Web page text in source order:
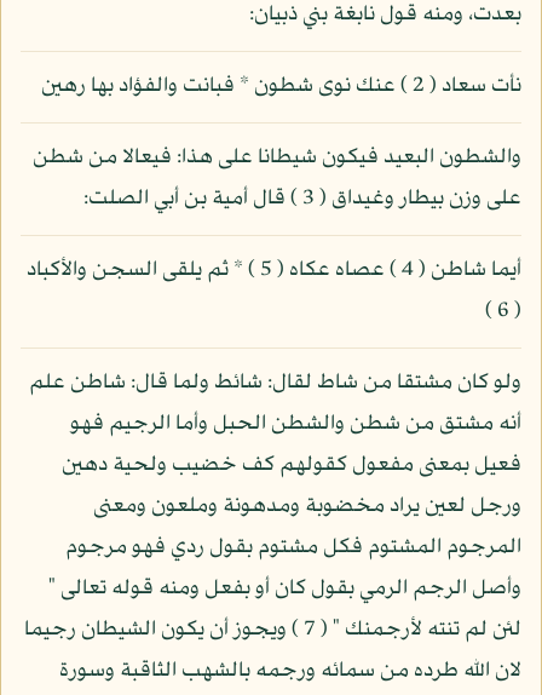
بعدت، ومنه قول نابغة بني ذبيان:
نأت سعاد ( 2 ) عنك نوى شطون * فبانت والفؤاد بها رهين
والشطون البعيد فيكون شيطانا على هذا: فيعالا من شطن
على وزن بيطار وغيداق ( 3 ) قال أمية بن أبي الصلت:
أيما شاطن ( 4 ) عصاه عكاه ( 5 ) * ثم يلقى السجن والأكباد
( 6 )
ولو كان مشتقا من شاط لقال: شائط ولما قال: شاطن علم
أنه مشتق من شطن والشطن الحبل وأما الرجيم فهو
فعيل بمعنى مفعول كقولهم كف خضيب ولحية دهين
ورجل لعين يراد مخضوبة ومدهونة وملعون ومعنى
المرجوم المشتوم فكل مشتوم بقول ردي فهو مرجوم
وأصل الرجم الرمي بقول كان أو بفعل ومنه قوله تعالى "
لئن لم تنته لأرجمنك " ( 7 ) ويجوز أن يكون الشيطان رجيما
لان الله طرده من سمائه ورجمه بالشهب الثاقبة وسورة